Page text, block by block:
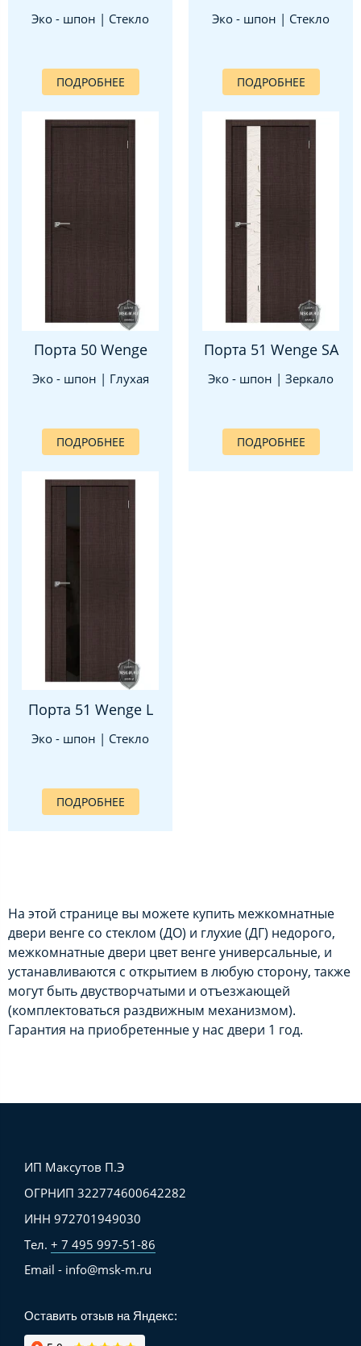
Эко - шпон | Стекло
ПОДРОБНЕЕ
Эко - шпон | Стекло
ПОДРОБНЕЕ
Порта 50 Wenge
Эко - шпон | Глухая
ПОДРОБНЕЕ
Порта 51 Wenge SA
Эко - шпон | Зеркало
ПОДРОБНЕЕ
Порта 51 Wenge L
Эко - шпон | Стекло
ПОДРОБНЕЕ
На этой странице вы можете купить межкомнатные
двери венге со стеклом (ДО) и глухие (ДГ) недорого,
межкомнатные двери цвет венге универсальные, и
устанавливаются с открытием в любую сторону, также
могут быть двустворчатыми и отъезжающей
(комплектоваться раздвижным механизмом).
Гарантия на приобретенные у нас двери 1 год.
ИП Максутов П.Э
ОГРНИП 322774600642282
ИНН 972701949030
Тел. + 7 495 997-51-86
Email - info@msk-m.ru
Оставить отзыв на Яндекс: